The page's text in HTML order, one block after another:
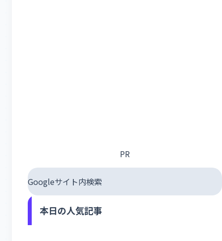
PR
Googleサイト内検索
本日の人気記事